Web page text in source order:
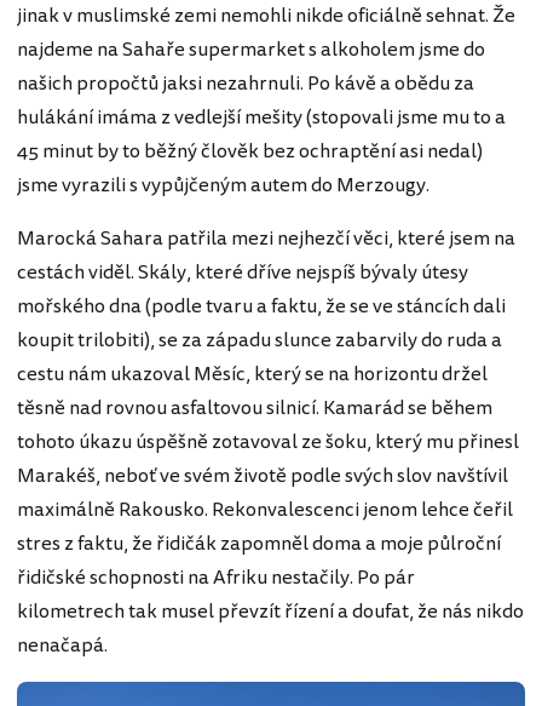
jinak v muslimské zemi nemohli nikde oficiálně sehnat. Že
najdeme na Sahaře supermarket s alkoholem jsme do
našich propočtů jaksi nezahrnuli. Po kávě a obědu za
hulákání imáma z vedlejší mešity (stopovali jsme mu to a
45 minut by to běžný člověk bez ochraptění asi nedal)
jsme vyrazili s vypůjčeným autem do Merzougy.
Marocká Sahara patřila mezi nejhezčí věci, které jsem na
cestách viděl. Skály, které dříve nejspíš bývaly útesy
mořského dna (podle tvaru a faktu, že se ve stáncích dali
koupit trilobiti), se za západu slunce zabarvily do ruda a
cestu nám ukazoval Měsíc, který se na horizontu držel
těsně nad rovnou asfaltovou silnicí. Kamarád se během
tohoto úkazu úspěšně zotavoval ze šoku, který mu přinesl
Marakéš, neboť ve svém životě podle svých slov navštívil
maximálně Rakousko. Rekonvalescenci jenom lehce čeřil
stres z faktu, že řidičák zapomněl doma a moje půlroční
řidičské schopnosti na Afriku nestačily. Po pár
kilometrech tak musel převzít řízení a doufat, že nás nikdo
nenačapá.